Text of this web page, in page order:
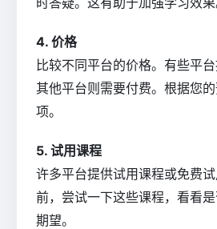
4. 价格
比较不同平台的价格。有些平
其他平台则需要付费。根据您
项。
5. 试用课程
许多平台提供试用课程或免费
前，尝试一下这些课程，看看
期望。